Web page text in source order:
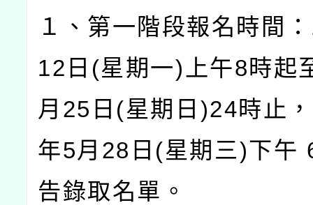
１、第一階段報名時間：
12 日 (星期一) 上午8時起
月 25 日 (星期日 )24時止
年5月 28 日 (星期三)下午
告錄取名單。